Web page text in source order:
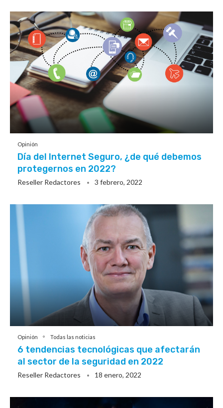
Opinión
Día del Internet Seguro, ¿de qué debemos
protegernos en 2022?
Reseller Redactores 3 febrero, 2022
Opinión Todas las noticias
6 tendencias tecnológicas que afectarán
al sector de la seguridad en 2022
Reseller Redactores 18 enero, 2022